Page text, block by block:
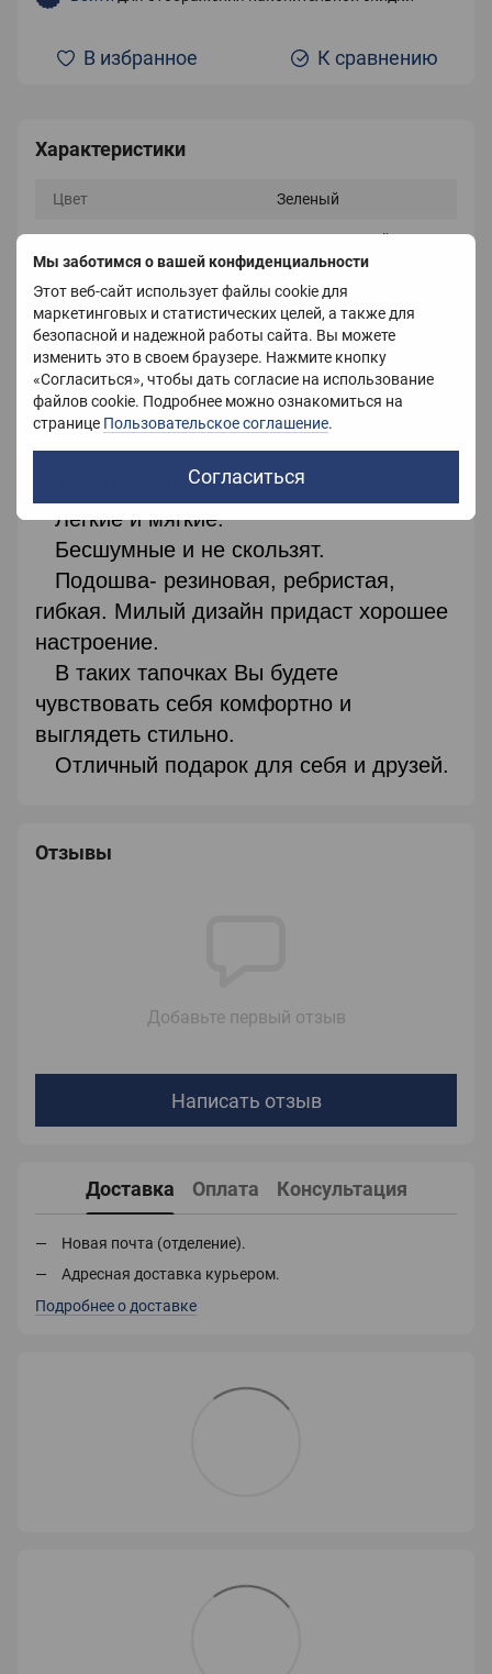
Мы заботимся о вашей конфиденциальности
Этот веб-сайт использует файлы cookie для
маркетинговых и статистических целей, а также для
безопасной и надежной работы сайта. Вы можете
изменить это в своем браузере. Нажмите кнопку
«Согласиться», чтобы дать согласие на использование
файлов cookie. Подробнее можно ознакомиться на
странице Пользовательское соглашение.
Согласиться
В избранное К сравнению
Характеристики
Цвет Зеленый
Материал Искусственный мех
Описание
Изысканные женские тапочки с
закрытым носком
Легкие и мягкие.
Бесшумные и не скользят.
Подошва- резиновая, ребристая,
гибкая. Милый дизайн придаст хорошее
настроение.
В таких тапочках Вы будете
чувствовать себя комфортно и
выглядеть стильно.
Отличный подарок для себя и друзей.
Отзывы
Добавьте первый отзыв
Написать отзыв
Доставка Оплата Консультация
Новая почта (отделение).
Адресная доставка курьером.
Подробнее о доставке